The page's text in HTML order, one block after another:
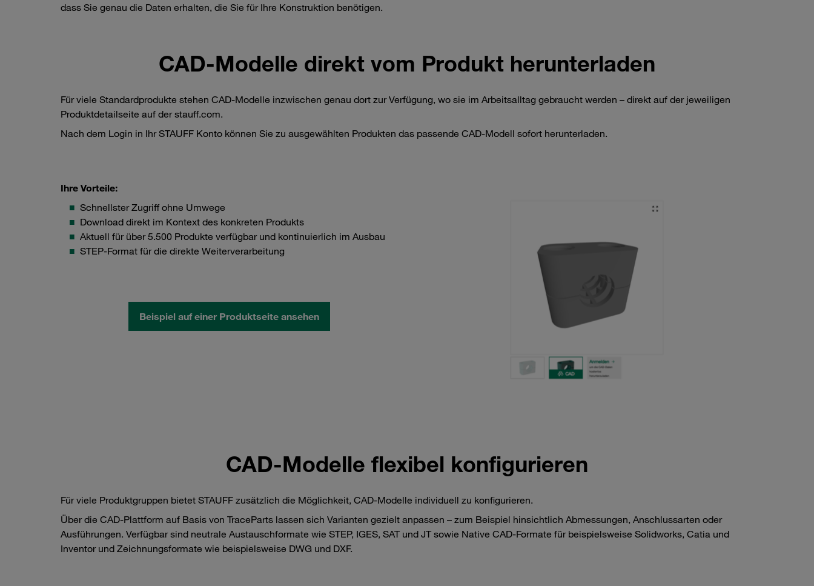
dass Sie genau die Daten erhalten, die Sie für Ihre Konstruktion benötigen.
CAD-Modelle direkt vom Produkt herunterladen
Für viele Standardprodukte stehen CAD-Modelle inzwischen genau dort zur Verfügung, wo sie im Arbeitsalltag gebraucht werden – direkt auf der jeweiligen
Produktdetailseite auf der stauff.com.
Nach dem Login in Ihr STAUFF Konto können Sie zu ausgewählten Produkten das passende CAD-Modell sofort herunterladen.
Ihre Vorteile:
Schnellster Zugriff ohne Umwege
Download direkt im Kontext des konkreten Produkts
Aktuell für über 5.500 Produkte verfügbar und kontinuierlich im Ausbau
STEP-Format für die direkte Weiterverarbeitung
Beispiel auf einer Produktseite ansehen
CAD-Modelle flexibel konfigurieren
Für viele Produktgruppen bietet STAUFF zusätzlich die Möglichkeit, CAD-Modelle individuell zu konfigurieren.
Über die CAD-Plattform auf Basis von TraceParts lassen sich Varianten gezielt anpassen – zum Beispiel hinsichtlich Abmessungen, Anschlussarten oder
Ausführungen. Verfügbar sind neutrale Austauschformate wie STEP, IGES, SAT und JT sowie Native CAD-Formate für beispielsweise Solidworks, Catia und
Inventor und Zeichnungsformate wie beispielsweise DWG und DXF.